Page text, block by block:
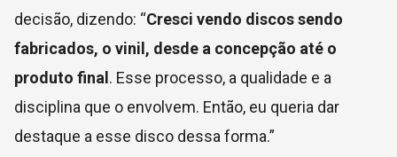
decisão, dizendo: “Cresci vendo discos sendo
fabricados, o vinil, desde a concepção até o
produto final . Esse processo, a qualidade e a
disciplina que o envolvem. Então, eu queria dar
destaque a esse disco dessa forma.”